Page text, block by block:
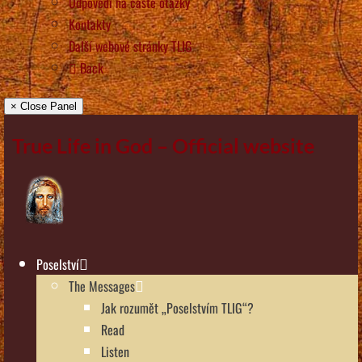
Kontakty
Další webové stránky TLIG
Back
× Close Panel
True Life in God – Official website
Poselství
The Messages
Jak rozumět „Poselstvím TLIG“?
Read
Listen